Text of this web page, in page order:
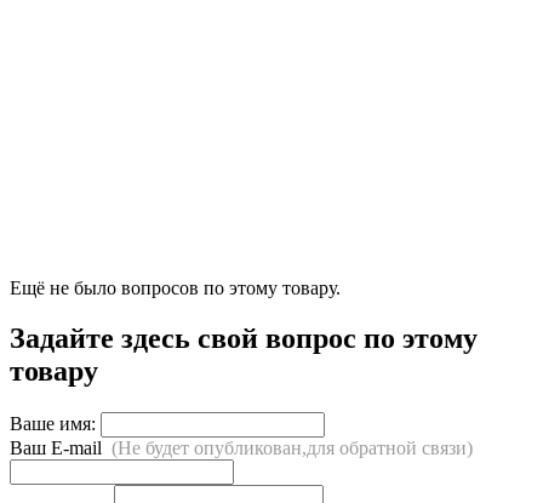
Ещё не было вопросов по этому товару.
Задайте здесь свой вопрос по этому
товару
Ваше имя:
Ваш E-mail (Не будет опубликован,для обратной связи)